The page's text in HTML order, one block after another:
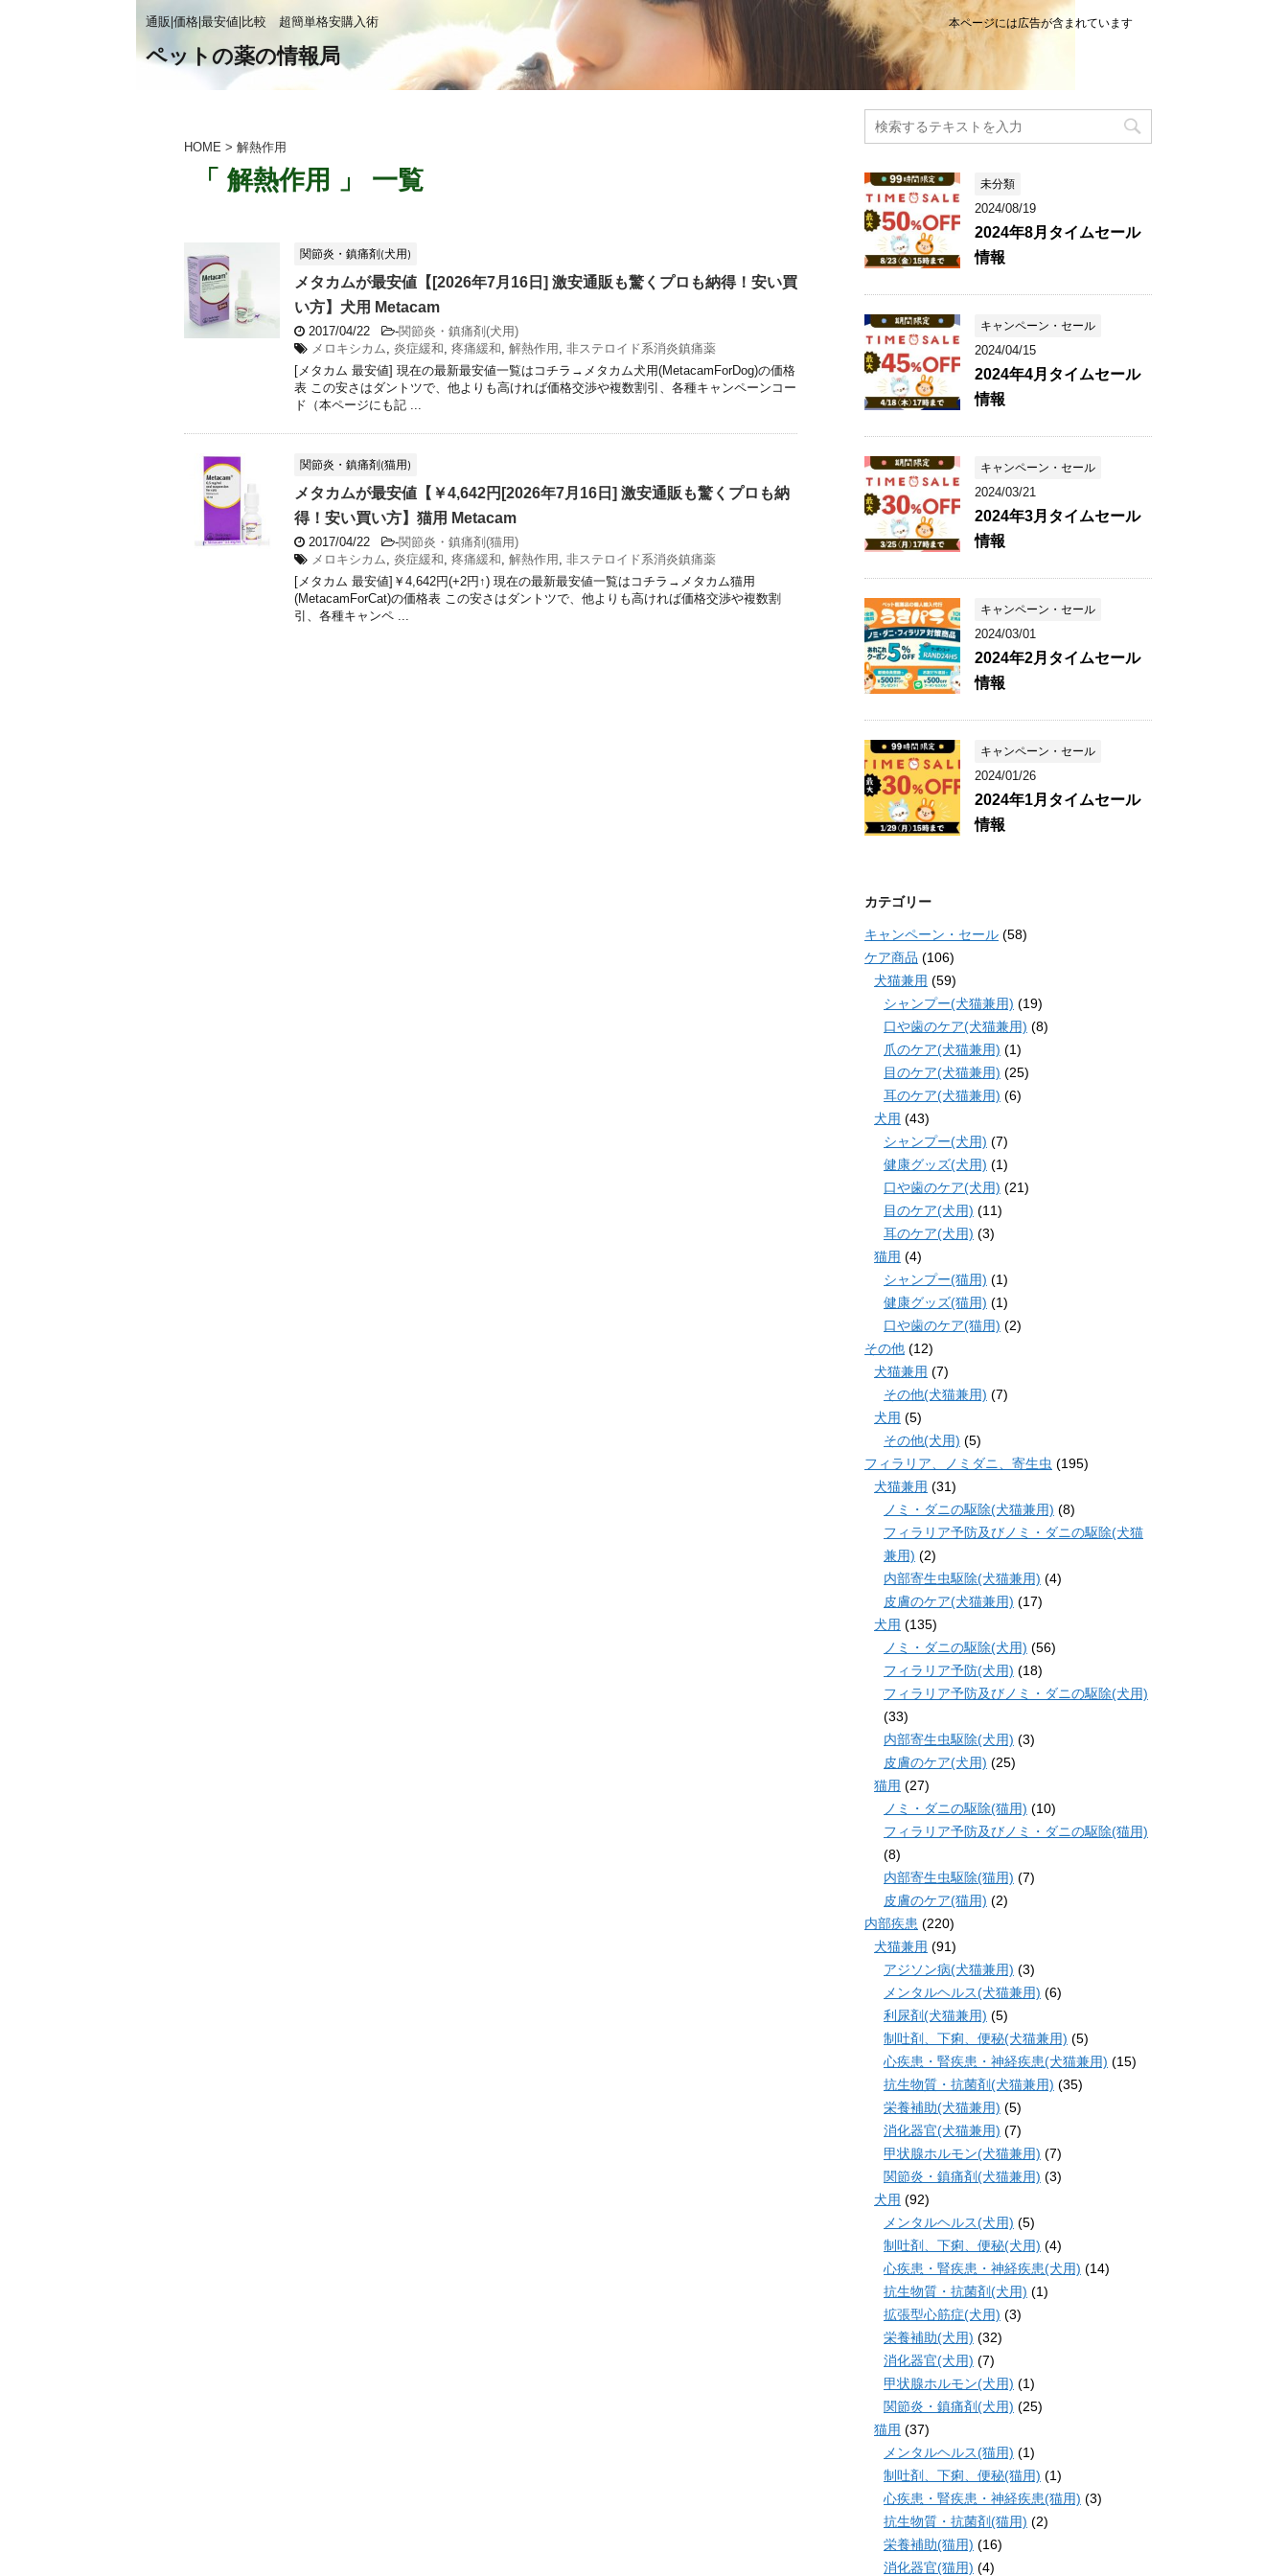
通販|価格|最安値|比較 超簡単格安購入術
ペットの薬の情報局
本ページには広告が含まれています
HOME > 解熱作用
「 解熱作用 」 一覧
関節炎・鎮痛剤(犬用)
メタカムが最安値【[2026年7月16日] 激安通販も驚くプロも納得！安い買
い方】犬用 Metacam
2017/04/22 -関節炎・鎮痛剤(犬用)
メロキシカム, 炎症緩和, 疼痛緩和, 解熱作用 , 非ステロイド系消炎鎮痛薬
[メタカム 最安値] 現在の最新最安値一覧はコチラ→メタカム犬用(MetacamForDog)の価格
表 この安さはダントツで、他よりも高ければ価格交渉や複数割引、各種キャンペーンコー
ド（本ページにも記 ...
関節炎・鎮痛剤(猫用)
メタカムが最安値【￥4,642円[2026年7月16日] 激安通販も驚くプロも納
得！安い買い方】猫用 Metacam
2017/04/22 -関節炎・鎮痛剤(猫用)
メロキシカム, 炎症緩和, 疼痛緩和, 解熱作用 , 非ステロイド系消炎鎮痛薬
[メタカム 最安値]￥4,642円(+2円↑) 現在の最新最安値一覧はコチラ→メタカム猫用
(MetacamForCat)の価格表 この安さはダントツで、他よりも高ければ価格交渉や複数割
引、各種キャンペ ...
未分類
2024/08/19
2024年8月タイムセール
情報
キャンペーン・セール
2024/04/15
2024年4月タイムセール
情報
キャンペーン・セール
2024/03/21
2024年3月タイムセール
情報
キャンペーン・セール
2024/03/01
2024年2月タイムセール
情報
キャンペーン・セール
2024/01/26
2024年1月タイムセール
情報
カテゴリー
キャンペーン・セール (58)
ケア商品 (106)
犬猫兼用 (59)
シャンプー(犬猫兼用) (19)
口や歯のケア(犬猫兼用) (8)
爪のケア(犬猫兼用) (1)
目のケア(犬猫兼用) (25)
耳のケア(犬猫兼用) (6)
犬用 (43)
シャンプー(犬用) (7)
健康グッズ(犬用) (1)
口や歯のケア(犬用) (21)
目のケア(犬用) (11)
耳のケア(犬用) (3)
猫用 (4)
シャンプー(猫用) (1)
健康グッズ(猫用) (1)
口や歯のケア(猫用) (2)
その他 (12)
犬猫兼用 (7)
その他(犬猫兼用) (7)
犬用 (5)
その他(犬用) (5)
フィラリア、ノミダニ、寄生虫 (195)
犬猫兼用 (31)
ノミ・ダニの駆除(犬猫兼用) (8)
フィラリア予防及びノミ・ダニの駆除(犬猫
兼用) (2)
内部寄生虫駆除(犬猫兼用) (4)
皮膚のケア(犬猫兼用) (17)
犬用 (135)
ノミ・ダニの駆除(犬用) (56)
フィラリア予防(犬用) (18)
フィラリア予防及びノミ・ダニの駆除(犬用)
(33)
内部寄生虫駆除(犬用) (3)
皮膚のケア(犬用) (25)
猫用 (27)
ノミ・ダニの駆除(猫用) (10)
フィラリア予防及びノミ・ダニの駆除(猫用)
(8)
内部寄生虫駆除(猫用) (7)
皮膚のケア(猫用) (2)
内部疾患 (220)
犬猫兼用 (91)
アジソン病(犬猫兼用) (3)
メンタルヘルス(犬猫兼用) (6)
利尿剤(犬猫兼用) (5)
制吐剤、下痢、便秘(犬猫兼用) (5)
心疾患・腎疾患・神経疾患(犬猫兼用) (15)
抗生物質・抗菌剤(犬猫兼用) (35)
栄養補助(犬猫兼用) (5)
消化器官(犬猫兼用) (7)
甲状腺ホルモン(犬猫兼用) (7)
関節炎・鎮痛剤(犬猫兼用) (3)
犬用 (92)
メンタルヘルス(犬用) (5)
制吐剤、下痢、便秘(犬用) (4)
心疾患・腎疾患・神経疾患(犬用) (14)
抗生物質・抗菌剤(犬用) (1)
拡張型心筋症(犬用) (3)
栄養補助(犬用) (32)
消化器官(犬用) (7)
甲状腺ホルモン(犬用) (1)
関節炎・鎮痛剤(犬用) (25)
猫用 (37)
メンタルヘルス(猫用) (1)
制吐剤、下痢、便秘(猫用) (1)
心疾患・腎疾患・神経疾患(猫用) (3)
抗生物質・抗菌剤(猫用) (2)
栄養補助(猫用) (16)
消化器官(猫用) (4)